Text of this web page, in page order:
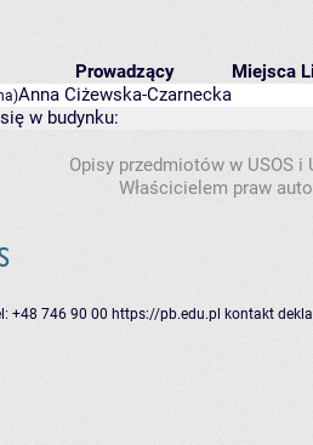
Prowadzący Miejsca
Anna Ciżewska-Czarnecka
w budynku:
Opisy przedmiotów w USOS
Właścicielem praw
+48 746 90 00 https://pb.edu.pl kontakt